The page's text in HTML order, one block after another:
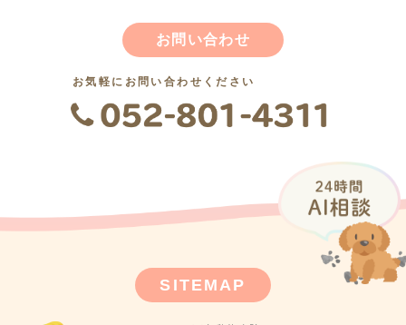
お問い合わせ
お気軽にお問い合わせください
SITEMAP